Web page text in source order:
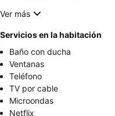
Ver más
Servicios en la habitación
Baño con ducha
Ventanas
Teléfono
TV por cable
Microondas
Netflix